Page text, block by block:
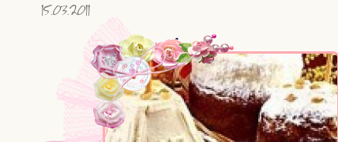
15.03.2011